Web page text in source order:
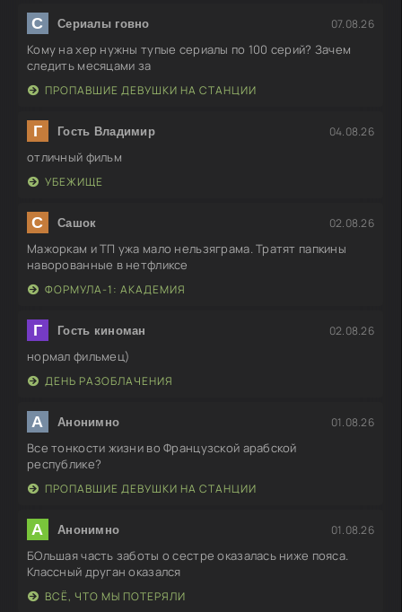
С Сериалы говно 07.08.26
Кому на хер нужны тупые сериалы по 100 серий? Зачем
следить месяцами за
ПРОПАВШИЕ ДЕВУШКИ НА СТАНЦИИ
Г Гость Владимир 04.08.26
отличный фильм
УБЕЖИЩЕ
С Сашок 02.08.26
Мажоркам и ТП ужа мало нельзяграма. Тратят папкины
наворованные в нетфликсе
ФОРМУЛА-1: АКАДЕМИЯ
Г Гость киноман 02.08.26
нормал фильмец)
ДЕНЬ РАЗОБЛАЧЕНИЯ
А Анонимно 01.08.26
Все тонкости жизни во Французской арабской
республике?
ПРОПАВШИЕ ДЕВУШКИ НА СТАНЦИИ
А Анонимно 01.08.26
БОльшая часть заботы о сестре оказалась ниже пояса.
Классный друган оказался
ВСЁ, ЧТО МЫ ПОТЕРЯЛИ